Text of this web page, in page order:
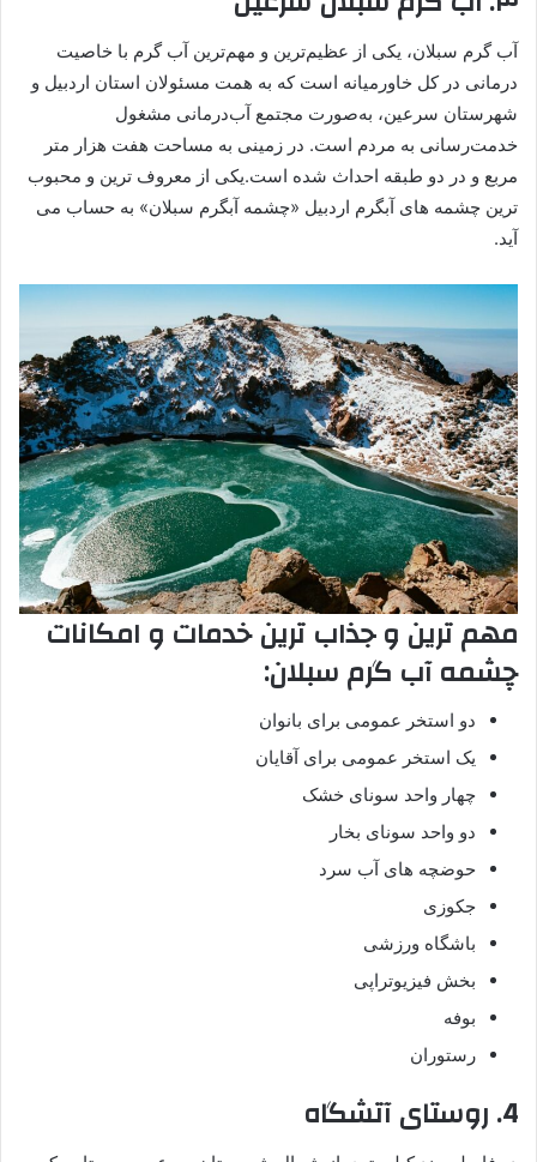
آب گرم سبلان، یکی از عظیم‌ترین و مهم‌ترین آب گرم با خاصیت
درمانی در کل خاورمیانه است که به همت مسئولان استان اردبیل و
شهرستان سرعین، به‌صورت مجتمع آب‌درمانی مشغول
خدمت‌رسانی به مردم است. در زمینی به مساحت هفت هزار متر
مربع و در دو طبقه احداث شده است.یکی از معروف ترین و محبوب
ترین چشمه های آبگرم اردبیل «چشمه آبگرم سبلان» به حساب می
آید.
مهم ترین و جذاب ترین خدمات و امکانات
چشمه آب گرم سبلان:
دو استخر عمومی برای بانوان
یک استخر عمومی برای آقایان
چهار واحد سونای خشک
دو واحد سونای بخار
حوضچه های آب سرد
جکوزی
باشگاه ورزشی
بخش فیزیوتراپی
بوفه
رستوران
4. روستای آتشگاه